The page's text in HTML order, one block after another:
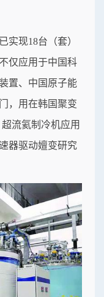
实现18台（套）
仅应用于中国科
置、中国原子能
，用在韩国聚变
流氦制冷机应用
器驱动嬗变研究